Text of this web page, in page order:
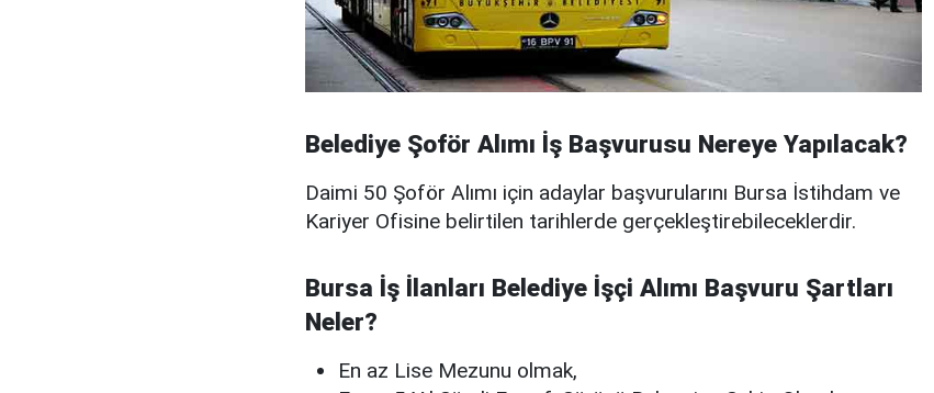
Belediye Şoför Alımı İş Başvurusu Nereye Yapılacak?
Daimi 50 Şoför Alımı için adaylar başvurularını Bursa İstihdam ve
Kariyer Ofisine belirtilen tarihlerde gerçekleştirebileceklerdir.
Bursa İş İlanları Belediye İşçi Alımı Başvuru Şartları
Neler?
En az Lise Mezunu olmak,